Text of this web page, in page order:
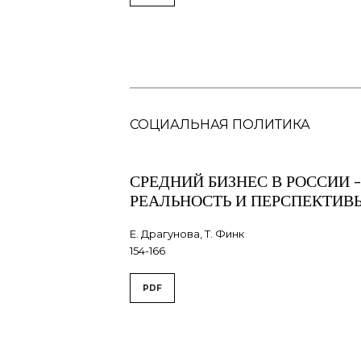
СОЦИАЛЬНАЯ ПОЛИТИКА
СРЕДНИЙ БИЗНЕС В РОССИИ -
РЕАЛЬНОСТЬ И
Е. Драгунова, Т. Финк
154-166
PDF